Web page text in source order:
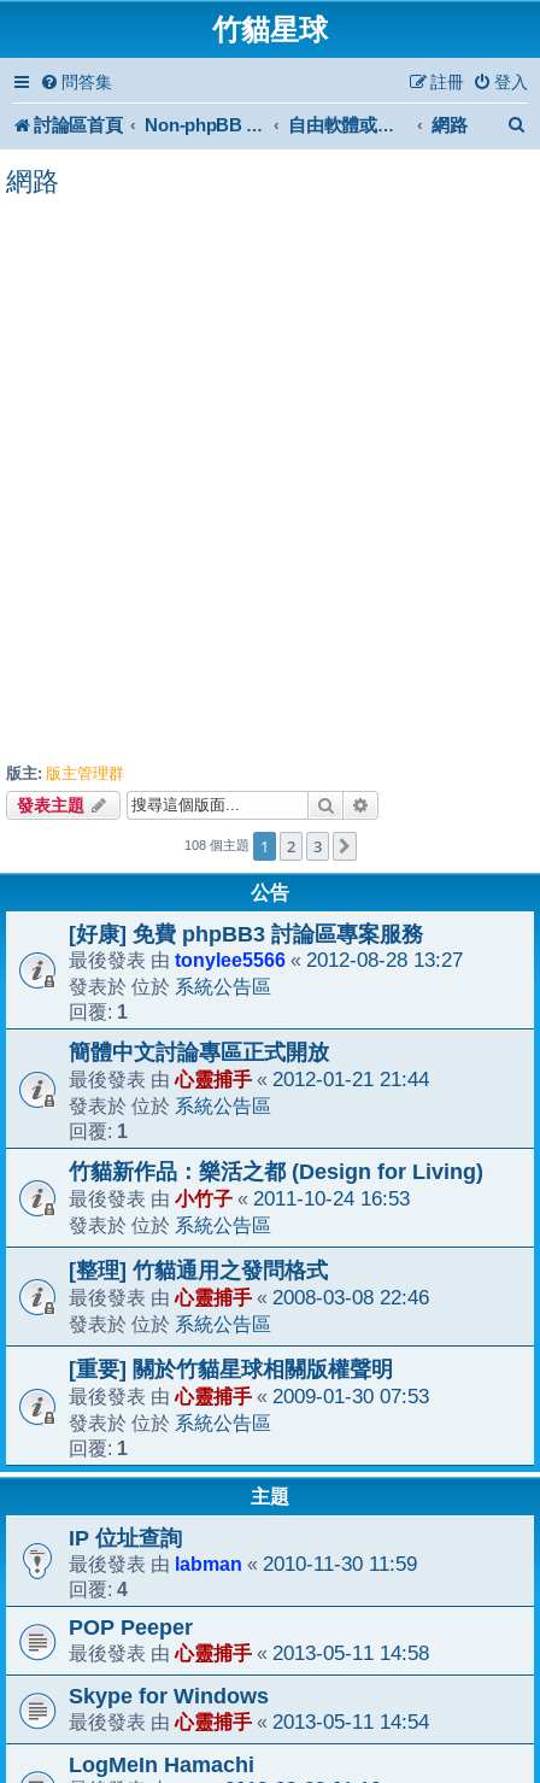
竹貓星球
問答集 登入
註冊
討論區首頁 Non-phpBB specific 自由軟體或免費軟體 網路
網路
版主: 版主管理群
發表主題 搜尋
108 個主題 1 2 3
公告
[好康] 免費 phpBB3 討論區專案服務
最後發表 由 tonylee5566 « 2012-08-28 13:27
發表於 位於 系統公告區
回覆: 1
簡體中文討論專區正式開放
最後發表 由心靈捕手 « 2012-01-21 21:44
發表於 位於 系統公告區
回覆: 1
竹貓新作品：樂活之都 (Design for Living)
最後發表 由 小竹子 « 2011-10-24 16:53
發表於 位於 系統公告區
[整理] 竹貓通用之發問格式
最後發表 由心靈捕手 « 2008-03-08 22:46
發表於 位於 系統公告區
[重要] 關於竹貓星球相關版權聲明
最後發表 由心靈捕手 « 2009-01-30 07:53
發表於 位於 系統公告區
回覆: 1
主題
IP 位址查詢
最後發表 由 labman « 2010-11-30 11:59
回覆: 4
POP Peeper
最後發表 由心靈捕手 « 2013-05-11 14:58
Skype for Windows
最後發表 由心靈捕手 « 2013-05-11 14:54
LogMeIn Hamachi